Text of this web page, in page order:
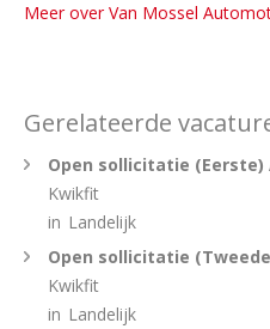
Meer over Van Mossel
Gerelateerde
Open sollicitatie
Kwikfit
in Landelijk
Open sollicitatie
Kwikfit
in Landelijk